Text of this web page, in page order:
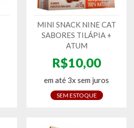
MINI SNACK NINE CAT
SABORES TILÁPIA +
ATUM
R$10,00
em até 3x sem juros
SEM ESTOQUE